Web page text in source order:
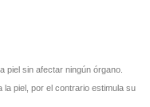
piel sin afectar ningún órgano.
la piel, por el contrario estimula su